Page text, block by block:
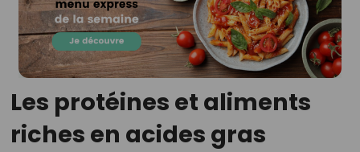
Les protéines et aliments
riches en acides gras